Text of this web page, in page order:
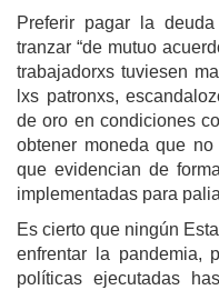
Preferir pagar la
tranzar “de mutuo
trabajadorxs tuviesen
lxs patronxs,
de oro en condiciones
obtener moneda que
que evidencian de
implementadas para
Es cierto que ningún
enfrentar la pandemia,
políticas ejecutadas